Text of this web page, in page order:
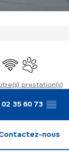
WiFi Animaux
prestation(s)
02 35 60 73 ▒▒
nous